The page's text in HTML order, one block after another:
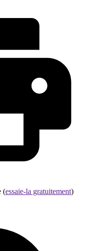
(essaie-la gratuitement)